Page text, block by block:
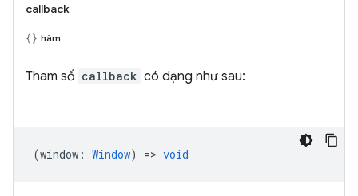
callback
hàm
Tham số callback có dạng như sau:
(window : Window) => void